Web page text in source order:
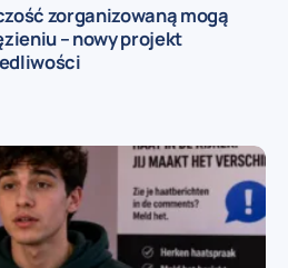
zorganizowaną mogą
– nowy projekt